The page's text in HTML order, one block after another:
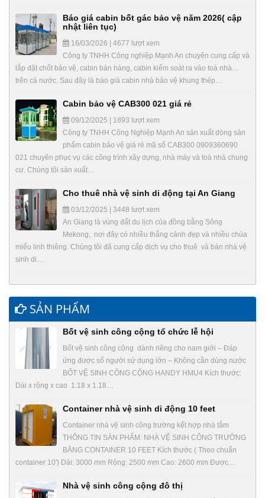
Báo giá cabin bốt gác bảo vệ năm 2026( cập
nhật liên tục)
16/03/2026 | 4677 lượt xem
Công ty TNHH Công nghiệp Mạnh An chuyên cung cấp và
lắp đặt chốt bảo vệ, cabin bán hàng, cabin kiểm soát ra vào toà nhà…
trên cả nước. Sau đây là báo giá cabin nhà bảo vệ khung thép…
Cabin bảo vệ CAB300 021 giá rẻ
09/12/2025 | 1893 lượt xem
Công ty TNHH Công Nghiệp Mạnh An sản xuất dòng sản
phẩm cabin bảo vệ giá rẻ mã số CAB300 0909360690
021 chuyên phục vụ các công trình xây dựng, nhà máy và toà nhà chung
cư. Chúng tôi sản xuất…
Cho thuê nhà vệ sinh di động tại An Giang
03/12/2025 | 3448 lượt xem
An Giang là vùng đất du lịch của đồng bằng Sông
Mekong, nơi đây có nhiều thắng cảnh đẹp và nhiều chùa
miếu linh thiêng. Chúng tôi đã cung cấp dịch vụ cho thuê và bán nhà vệ
sinh di…
SẢN PHẨM
Bốt vệ sinh công cộng tổ chức lễ hội
Bốt vệ sinh công cộng dành riêng cho nam giới – Đáp
ứng được số người sử dụng lớn – Không cần dùng nước
BỐT VỆ SINH CÔNG CỘNG HANDY HMU4 Kích thước:
Dài x rộng x cao 1.18 x 1.18…
Container nhà vệ sinh di động 10 feet
Container nhà vệ sinh công trường kết hợp nhà tắm
THÔNG TIN SẢN PHẨM: NHÀ VỆ SINH CÔNG TRƯỜNG
BẰNG CONTAINER 10 FEET Kích thước ( Theo chuẩn
container 10′) Dài: 3000 mm Rộng: 2500 mm Cao: 2600 mm Được…
Nhà vệ sinh công cộng đô thị